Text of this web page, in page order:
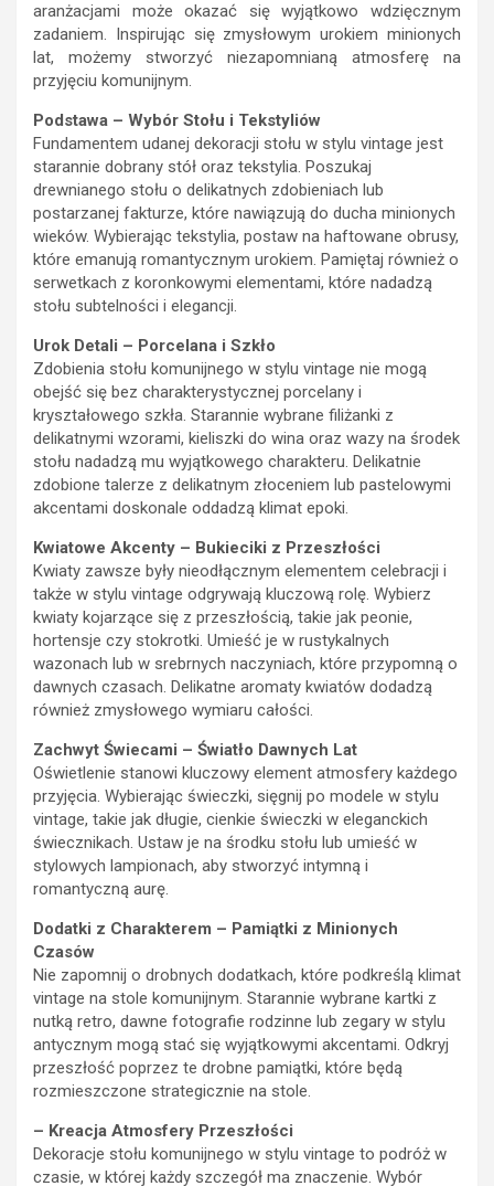
aranżacjami może okazać się wyjątkowo wdzięcznym
zadaniem. Inspirując się zmysłowym urokiem minionych
lat, możemy stworzyć niezapomnianą atmosferę na
przyjęciu komunijnym.
Podstawa – Wybór Stołu i Tekstyliów
Fundamentem udanej dekoracji stołu w stylu vintage jest
starannie dobrany stół oraz tekstylia. Poszukaj
drewnianego stołu o delikatnych zdobieniach lub
postarzanej fakturze, które nawiązują do ducha minionych
wieków. Wybierając tekstylia, postaw na haftowane obrusy,
które emanują romantycznym urokiem. Pamiętaj również o
serwetkach z koronkowymi elementami, które nadadzą
stołu subtelności i elegancji.
Urok Detali – Porcelana i Szkło
Zdobienia stołu komunijnego w stylu vintage nie mogą
obejść się bez charakterystycznej porcelany i
kryształowego szkła. Starannie wybrane filiżanki z
delikatnymi wzorami, kieliszki do wina oraz wazy na środek
stołu nadadzą mu wyjątkowego charakteru. Delikatnie
zdobione talerze z delikatnym złoceniem lub pastelowymi
akcentami doskonale oddadzą klimat epoki.
Kwiatowe Akcenty – Bukieciki z Przeszłości
Kwiaty zawsze były nieodłącznym elementem celebracji i
także w stylu vintage odgrywają kluczową rolę. Wybierz
kwiaty kojarzące się z przeszłością, takie jak peonie,
hortensje czy stokrotki. Umieść je w rustykalnych
wazonach lub w srebrnych naczyniach, które przypomną o
dawnych czasach. Delikatne aromaty kwiatów dodadzą
również zmysłowego wymiaru całości.
Zachwyt Świecami – Światło Dawnych Lat
Oświetlenie stanowi kluczowy element atmosfery każdego
przyjęcia. Wybierając świeczki, sięgnij po modele w stylu
vintage, takie jak długie, cienkie świeczki w eleganckich
świecznikach. Ustaw je na środku stołu lub umieść w
stylowych lampionach, aby stworzyć intymną i
romantyczną aurę.
Dodatki z Charakterem – Pamiątki z Minionych
Czasów
Nie zapomnij o drobnych dodatkach, które podkreślą klimat
vintage na stole komunijnym. Starannie wybrane kartki z
nutką retro, dawne fotografie rodzinne lub zegary w stylu
antycznym mogą stać się wyjątkowymi akcentami. Odkryj
przeszłość poprzez te drobne pamiątki, które będą
rozmieszczone strategicznie na stole.
– Kreacja Atmosfery Przeszłości
Dekoracje stołu komunijnego w stylu vintage to podróż w
czasie, w której każdy szczegół ma znaczenie. Wybór